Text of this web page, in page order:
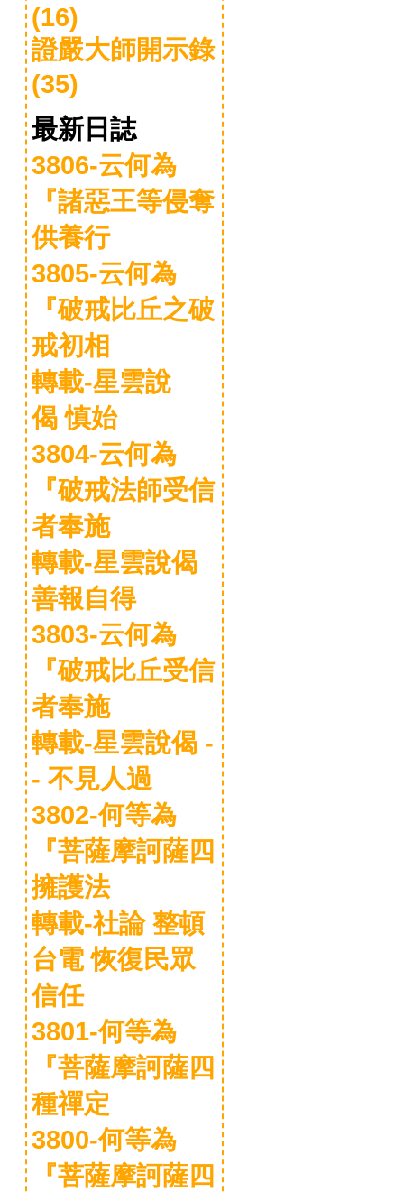
(16)
證嚴大師開示錄
(35)
最新日誌
3806-云何為
『諸惡王等侵奪
供養行
3805-云何為
『破戒比丘之破
戒初相
轉載-星雲說
偈 慎始
3804-云何為
『破戒法師受信
者奉施
轉載-星雲說偈
善報自得
3803-云何為
『破戒比丘受信
者奉施
轉載-星雲說偈 -
- 不見人過
3802-何等為
『菩薩摩訶薩四
擁護法
轉載-社論 整頓
台電 恢復民眾
信任
3801-何等為
『菩薩摩訶薩四
種禪定
3800-何等為
『菩薩摩訶薩四